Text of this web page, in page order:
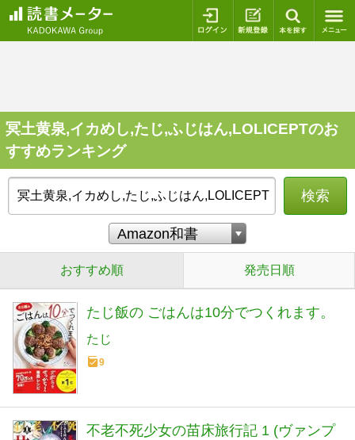
ログイン 新規登録
冥土黄泉,イカめし,たじ,ふじはん,LOLICEPTのお
すすめランキング
検索
おすすめ順 発売日順
たじ飯の ごはんは10分でつくれます。
たじ
9
不老不死少女の苗床旅行記 1 (ヴァンプ